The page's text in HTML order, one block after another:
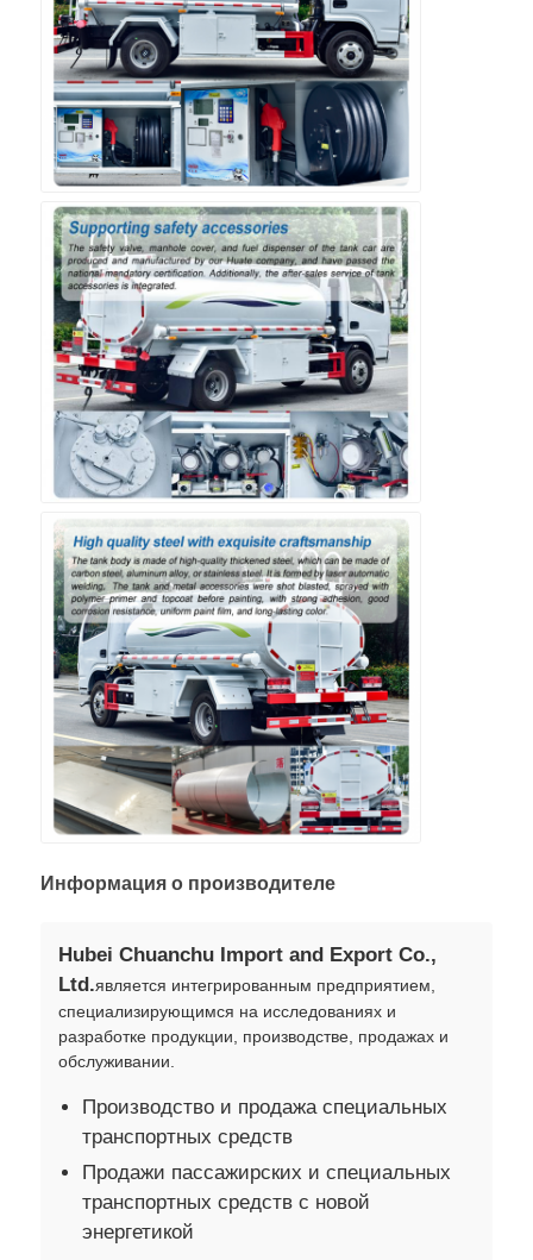
Информация о производителе
Hubei Chuanchu Import and Export Co.,
Ltd.является интегрированным предприятием,
специализирующимся на исследованиях и
разработке продукции, производстве, продажах и
обслуживании.
Производство и продажа специальных
транспортных средств
Продажи пассажирских и специальных
транспортных средств с новой
энергетикой